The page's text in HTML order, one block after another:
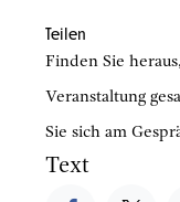
Teilen
Finden Sie
Veranstaltung
Sie sich am
Text